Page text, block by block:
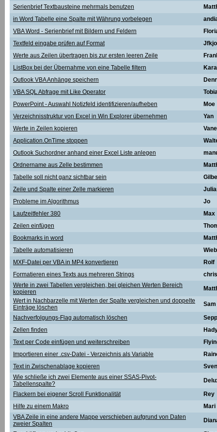
Serienbrief Textbausteine mehrmals benutzen
in Word Tabelle eine Spalte mit Währung vorbelegen
VBA Word - Serienbrief mit Bildern und Feldern
Textfeld eingabe prüfen auf Format
Jfkjo
Werte aus Zeilen übertragen bis zur ersten leeren Zeile
ListBox bei der Übernahme von eine Tabelle filtern
Outlook VBA Anhänge speichern
VBA SQL Abfrage mit Like Operator
PowerPoint - Auswahl Notizfeld identifizieren/aufheben
Moe
Verzeichnisstruktur von Excel in Win Explorer übernehmen
Yan
Werte in Zeilen kopieren
Application.OnTime stoppen
Outlook Suchordner anhand einer Excel Liste anlegen
Ordnername aus Zelle bestimmen
Tabelle soll nicht ganz sichtbar sein
Zeile und Spalte einer Zelle markieren
Probleme im Algorithmus
Jo
Laufzeitfehler 380
Max
Zeilen einfügen
Bookmarks in word
Tabelle automatisieren
MXF-Datei per VBA in MP4 konvertieren
Rolf
Formatieren eines Texts aus mehreren Strings
chris
Werte in zwei Tabellen vergleichen, bei gleichen Werten Bereich
kopieren
Wert in Nachbarzelle mit Werten der Spalte vergleichen und doppelte
Einträge löschen
Sam
Nachverfolgungs-Flag automatisch löschen
Zellen finden
Text per Code einfügen und weiterschreiben
Importieren einer .csv-Datei - Verzeichnis als Variable
Text in Zwischenablage kopieren
Sven
Wie schließe ich zwei Elemente aus einer SSAS-Pivot-
Tabellenspalte?
Flackern bei eigener Scroll Funktionalität
Rey
Hilfe zu einem Makro
Mari
VBA Zeile in eine andere Mappe verschieben aufgrund von Daten
zweier Spalten